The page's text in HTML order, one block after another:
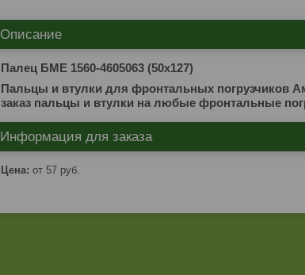
Описание
Палец БМЕ 1560-4605063 (50х127)
Пальцы и втулки для фронтальных погрузчиков
заказ пальцы и втулки на любые фронтальные
Информация для заказа
Цена: от 57 руб.